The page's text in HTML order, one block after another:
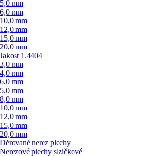
5,0 mm
6,0 mm
10,0 mm
12,0 mm
15,0 mm
20,0 mm
Jakost 1.4404
3,0 mm
4,0 mm
6,0 mm
5,0 mm
8,0 mm
10,0 mm
12,0 mm
15,0 mm
20,0 mm
Děrované nerez plechy
Nerezové plechy slzičkové